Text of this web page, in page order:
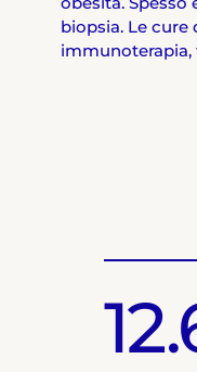
biopsia. Le
immunoterapia,